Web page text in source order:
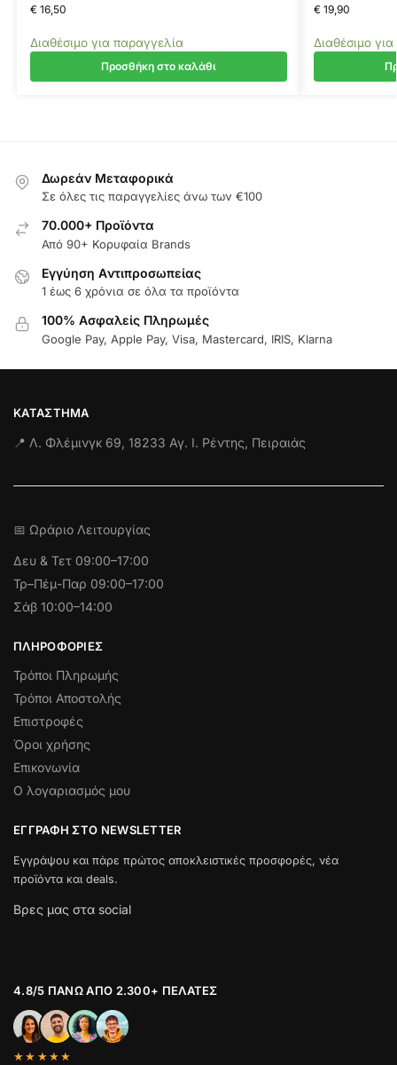
€16,50
Διαθέσιμο για παραγγελία
Προσθήκη στο καλάθι
€19,90
Διαθέσιμο
Δωρεάν Μεταφορικά
Σε όλες τις παραγγελίες άνω των €100
70.000+ Προϊόντα
Από 90+ Κορυφαία Brands
Εγγύηση Aντιπροσωπείας
1 έως 6 χρόνια σε όλα τα προϊόντα
100% Ασφαλείς Πληρωμές
Google Pay, Apple Pay, Visa, Mastercard, IRIS, Klarna
ΚΑΤΆΣΤΗΜΑ
📍 Λ. Φλέμινγκ 69, 18233 Αγ. Ι. Ρέντης, Πειραιάς
📅 Ωράριο Λειτουργίας
Δευ & Τετ 09:00–17:00
Τρ–Πέμ-Παρ 09:00–17:00
Σάβ 10:00–14:00
ΠΛΗΡΟΦΟΡΊΕΣ
Τρόποι Πληρωμής
Τρόποι Αποστολής
Επιστροφές
Όροι χρήσης
Επικονωνία
Ο λογαριασμός μου
ΕΓΓΡΑΦΉ ΣΤΟ NEWSLETTER
Εγγράψου και πάρε πρώτος αποκλειστικές προσφορές, νέα
προϊόντα και deals.
Βρες μας στα social
4.8/5 ΠΆΝΩ ΑΠΌ 2.300+ ΠΕΛΆΤΕΣ
★★★★★